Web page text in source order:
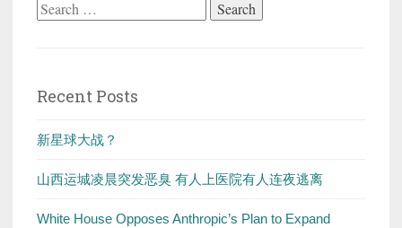
Search
Recent Posts
新星球大战？
山西运城凌晨突发恶臭 有人上医院有人连夜逃离
White House Opposes Anthropic’s Plan to Expand